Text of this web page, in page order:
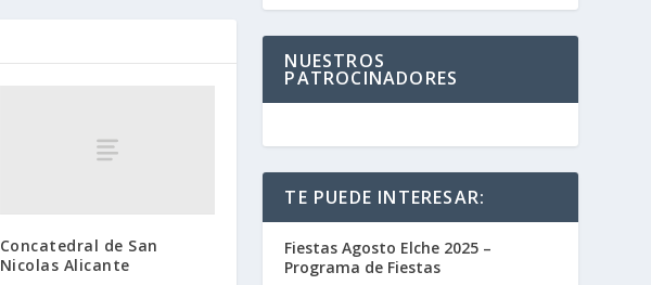
Concatedral de San
Nicolas Alicante
NUESTROS
PATROCINADORES
TE PUEDE INTERESAR:
Fiestas Agosto Elche 2025 –
Programa de Fiestas